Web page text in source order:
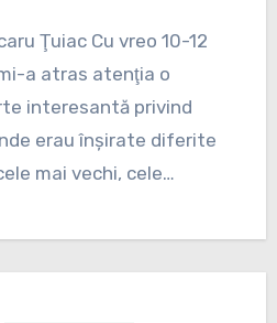
a atras atenţia o
interesantă privind
erau înşirate diferite
mai vechi, cele…